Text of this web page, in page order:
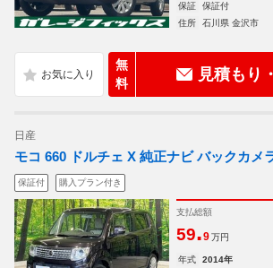
保証
保証付
住所
石川県 金沢市
無
料
見積もり
日産
モコ 660 ドルチェ X 純正ナビ バックカメ
保証付 購入プラン付き
支払総額
59.9 万円
年式 2014年